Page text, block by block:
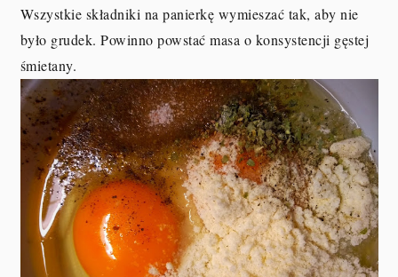
Wszystkie składniki na panierkę wymieszać tak, aby nie
było grudek. Powinno powstać masa o konsystencji gęstej
śmietany.